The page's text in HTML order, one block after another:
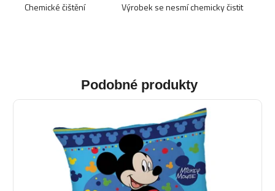
Chemické čištění
Výrobek se nesmí chemicky čistit
Podobné produkty